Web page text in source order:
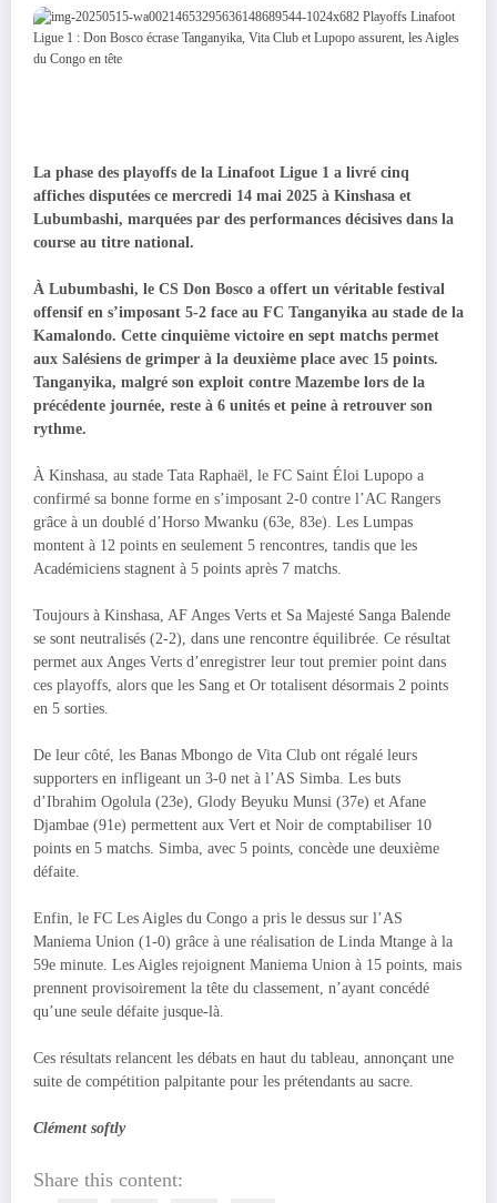
La phase des playoffs de la Linafoot Ligue 1 a livré cinq
affiches disputées ce mercredi 14 mai 2025 à Kinshasa et
Lubumbashi, marquées par des performances décisives dans la
course au titre national.
À Lubumbashi, le CS Don Bosco a offert un véritable festival
offensif en s’imposant 5-2 face au FC Tanganyika au stade de la
Kamalondo. Cette cinquième victoire en sept matchs permet
aux Salésiens de grimper à la deuxième place avec 15 points.
Tanganyika, malgré son exploit contre Mazembe lors de la
précédente journée, reste à 6 unités et peine à retrouver son
rythme.
À Kinshasa, au stade Tata Raphaël, le FC Saint Éloi Lupopo a
confirmé sa bonne forme en s’imposant 2-0 contre l’AC Rangers
grâce à un doublé d’Horso Mwanku (63e, 83e). Les Lumpas
montent à 12 points en seulement 5 rencontres, tandis que les
Académiciens stagnent à 5 points après 7 matchs.
Toujours à Kinshasa, AF Anges Verts et Sa Majesté Sanga Balende
se sont neutralisés (2-2), dans une rencontre équilibrée. Ce résultat
permet aux Anges Verts d’enregistrer leur tout premier point dans
ces playoffs, alors que les Sang et Or totalisent désormais 2 points
en 5 sorties.
De leur côté, les Banas Mbongo de Vita Club ont régalé leurs
supporters en infligeant un 3-0 net à l’AS Simba. Les buts
d’Ibrahim Ogolula (23e), Glody Beyuku Munsi (37e) et Afane
Djambae (91e) permettent aux Vert et Noir de comptabiliser 10
points en 5 matchs. Simba, avec 5 points, concède une deuxième
défaite.
Enfin, le FC Les Aigles du Congo a pris le dessus sur l’AS
Maniema Union (1-0) grâce à une réalisation de Linda Mtange à la
59e minute. Les Aigles rejoignent Maniema Union à 15 points, mais
prennent provisoirement la tête du classement, n’ayant concédé
qu’une seule défaite jusque-là.
Ces résultats relancent les débats en haut du tableau, annonçant une
suite de compétition palpitante pour les prétendants au sacre.
Clément softly
Share this content: